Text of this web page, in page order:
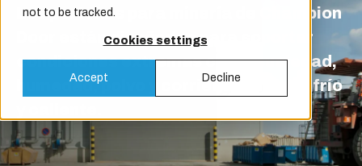
not to be tracked.
Cookies settings
Accept Decline
Los portones para minería de Champion
Door están diseñados para soportar
condiciones extremas como suciedad,
humedad, polvo y corrientes de aire frío